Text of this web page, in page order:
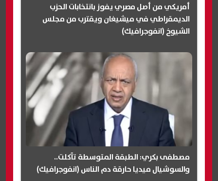
أمريكي من أصل مصري يفوز بانتخابات الحزب
الديمقراطي في ميشيغان ويقترب من مجلس
الشيوخ (انفوجرافيك)
مصطفى بكري: الطبقة المتوسطة تآكلت..
والسوشيال ميديا حارقة دم الناس (انفوجرافيك)